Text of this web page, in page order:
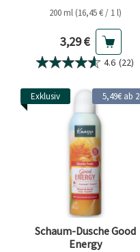
200 ml (16,45 € / 1 l)
Aktueller Preis
3,29 €
4.6 (22)
5,49€ ab 2
Exklusiv
Schaum-Dusche Good
Energy